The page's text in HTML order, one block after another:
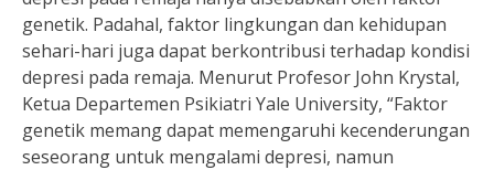
genetik. Padahal, faktor lingkungan dan kehidupan
sehari-hari juga dapat berkontribusi terhadap kondisi
depresi pada remaja. Menurut Profesor John Krystal,
Ketua Departemen Psikiatri Yale University, “Faktor
genetik memang dapat memengaruhi kecenderungan
seseorang untuk mengalami depresi, namun